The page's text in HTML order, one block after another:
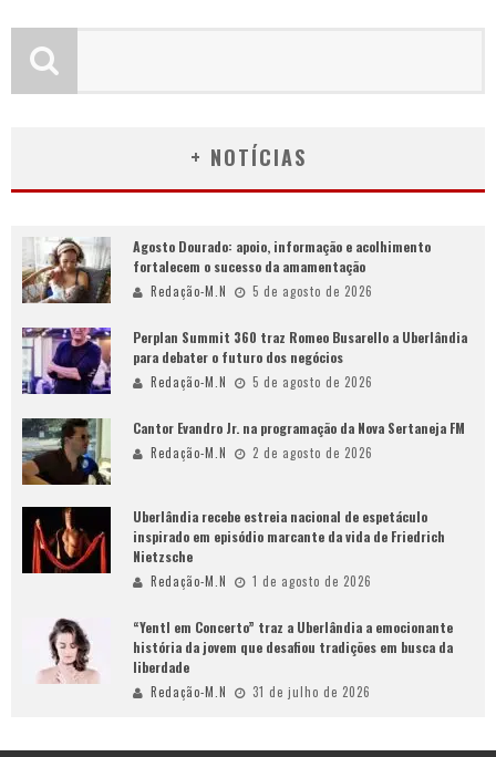
+ NOTÍCIAS
Agosto Dourado: apoio, informação e acolhimento
fortalecem o sucesso da amamentação
Redação-M.N 5 de agosto de 2026
Perplan Summit 360 traz Romeo Busarello a Uberlândia
para debater o futuro dos negócios
Redação-M.N 5 de agosto de 2026
Cantor Evandro Jr. na programação da Nova Sertaneja FM
Redação-M.N 2 de agosto de 2026
Uberlândia recebe estreia nacional de espetáculo
inspirado em episódio marcante da vida de Friedrich
Nietzsche
Redação-M.N 1 de agosto de 2026
“Yentl em Concerto” traz a Uberlândia a emocionante
história da jovem que desafiou tradições em busca da
liberdade
Redação-M.N 31 de julho de 2026